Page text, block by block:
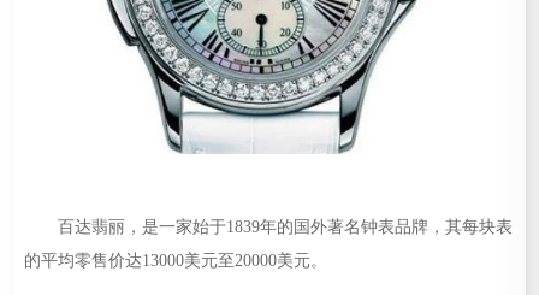
百达翡丽，是一家始于1839年的国外著名钟表品牌，其每块表
的平均零售价达13000美元至20000美元。